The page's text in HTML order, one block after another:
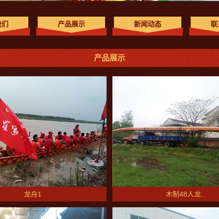
产品展示 新闻动态 联
产品展示
龙舟1 木制48人龙...